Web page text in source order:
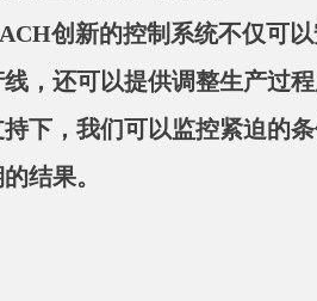
创新的控制系统不仅可
，还可以提供调整生产过程
下，我们可以监控紧迫的
结果。